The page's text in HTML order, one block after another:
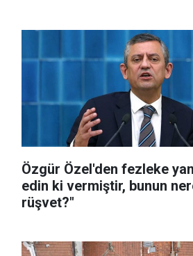
Özgür Özel'den fezleke
edin ki vermiştir, bunun
rüşvet?"